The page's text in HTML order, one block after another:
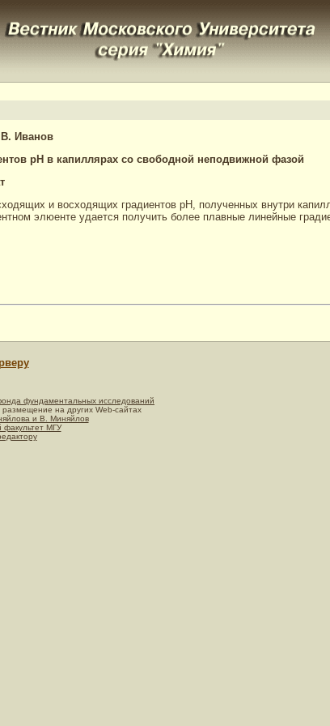
Иванов
рН в капиллярах со свободной неподвижной фазой
и восходящих градиентов рН, полученных внутри
элюенте удается получить более плавные линейные
фундаментальных исследований
на других Web-сайтах
и В. Миняйлов
факультет МГУ